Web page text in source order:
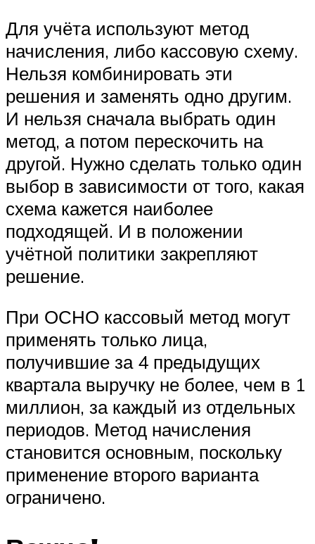
Для учёта используют метод
начисления, либо кассовую схему.
Нельзя комбинировать эти
решения и заменять одно другим.
И нельзя сначала выбрать один
метод, а потом перескочить на
другой. Нужно сделать только один
выбор в зависимости от того, какая
схема кажется наиболее
подходящей. И в положении
учётной политики закрепляют
решение.
При ОСНО кассовый метод могут
применять только лица,
получившие за 4 предыдущих
квартала выручку не более, чем в 1
миллион, за каждый из отдельных
периодов. Метод начисления
становится основным, поскольку
применение второго варианта
ограничено.